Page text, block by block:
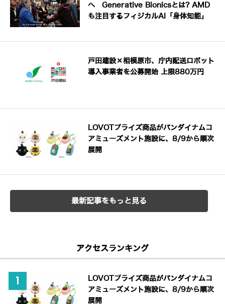
へ Generative Bionicsとは? AMD
も注目するフィジカルAI「身体知能」
戸田建設×相模原市、庁内配送ロボット
導入事業者を公募開始 上限880万円
LOVOTプライズ商品がバンダイナムコ
アミューズメント施設に、8/9から順次
展開
最新記事をもっと見る
アクセスランキング
LOVOTプライズ商品がバンダイナムコ
アミューズメント施設に、8/9から順次
展開